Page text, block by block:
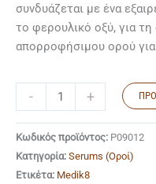
συνδυάζεται με ένα
το φερουλικό οξύ, για
απορροφήσιμου ορού
- +
Κωδικός προϊόντος: P09012
Κατηγορία: Serums (Οροί)
Ετικέτα: Medik8